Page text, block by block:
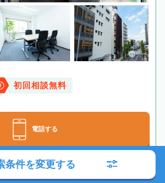
初回相談無料
電話する
メールする
条件を変更する